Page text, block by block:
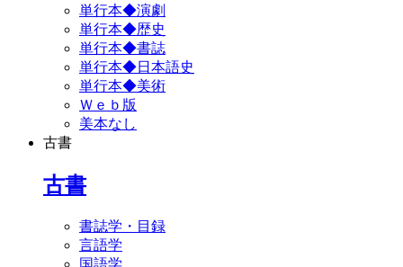
単行本◆演劇
単行本◆歴史
単行本◆書誌
単行本◆日本語史
単行本◆美術
Ｗｅｂ版
美本なし
古書
古書
書誌学・目録
言語学
国語学